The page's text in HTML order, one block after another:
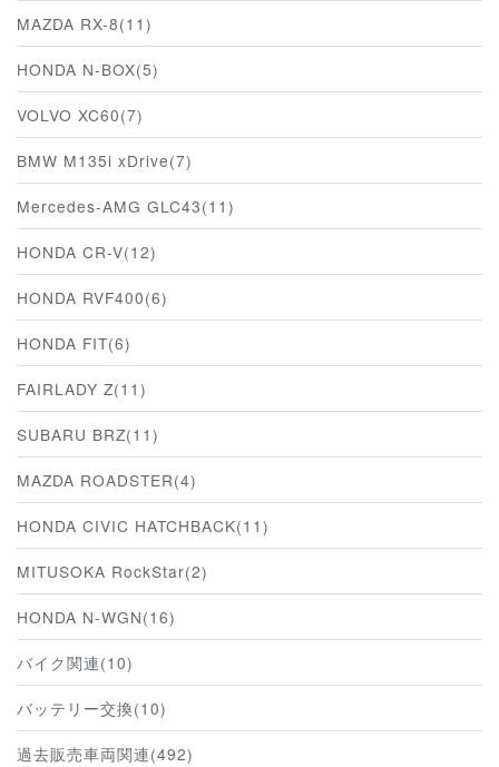
MAZDA RX-8(11)
HONDA N-BOX(5)
VOLVO XC60(7)
BMW M135i xDrive(7)
Mercedes-AMG GLC43(11)
HONDA CR-V(12)
HONDA RVF400(6)
HONDA FIT(6)
FAIRLADY Z(11)
SUBARU BRZ(11)
MAZDA ROADSTER(4)
HONDA CIVIC HATCHBACK(11)
MITUSOKA RockStar(2)
HONDA N-WGN(16)
バイク関連(10)
バッテリー交換(10)
過去販売車両関連(492)